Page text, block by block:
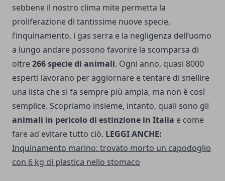
sebbene il nostro clima mite permetta la
proliferazione di tantissime nuove specie,
l’inquinamento, i gas serra e la negligenza dell’uomo
a lungo andare possono favorire la scomparsa di
oltre266 specie di animali. Ogni anno, quasi 8000
esperti lavorano per aggiornare e tentare di snellire
una lista che si fa sempre più ampia, ma non è così
semplice. Scopriamo insieme, intanto, quali sono gli
animali in pericolo di estinzione in Italia e come
fare ad evitare tutto ciò. LEGGI ANCHE:
Inquinamento marino: trovato morto un capodoglio
con 6 kg di plastica nello stomaco